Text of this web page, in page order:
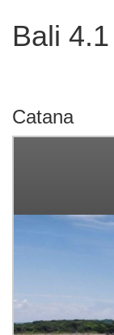
Bali 4.1
Catana